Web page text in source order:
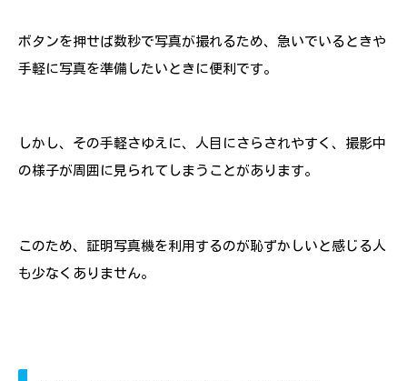
ボタンを押せば数秒で写真が撮れるため、急いでいるときや
手軽に写真を準備したいときに便利です。
しかし、その手軽さゆえに、人目にさらされやすく、撮影中
の様子が周囲に見られてしまうことがあります。
このため、証明写真機を利用するのが恥ずかしいと感じる人
も少なくありません。